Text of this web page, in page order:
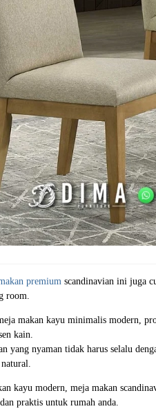
premium scandinavian ini juga
room.
makan kayu minimalis modern,
kain.
yang nyaman tidak harus selalu
kayu modern, meja makan
praktis untuk rumah anda.